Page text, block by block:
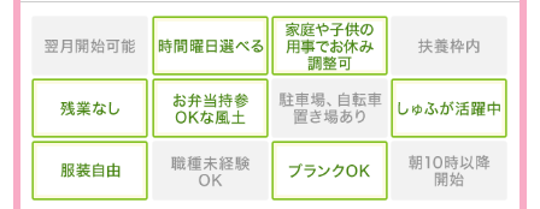
お仕事番号：100102756